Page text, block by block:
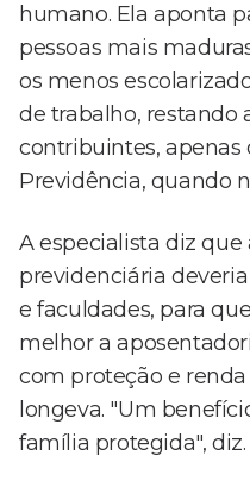
humano. Ela aponta
pessoas mais
os menos
de trabalho, restando
contribuintes, apenas
Previdência, quando
A especialista diz que
previdenciária
e faculdades, para
melhor a
com proteção e
longeva. "Um
família protegida", diz.